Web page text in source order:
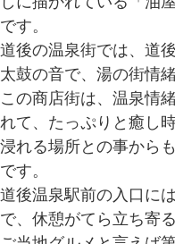
です。
道後の温泉街では、道
太鼓の音で、湯の街情
この商店街は、温泉情
れて、たっぷりと癒し
浸れる場所との事から
です。
道後温泉駅前の入口に
で、休憩がてら立ち寄